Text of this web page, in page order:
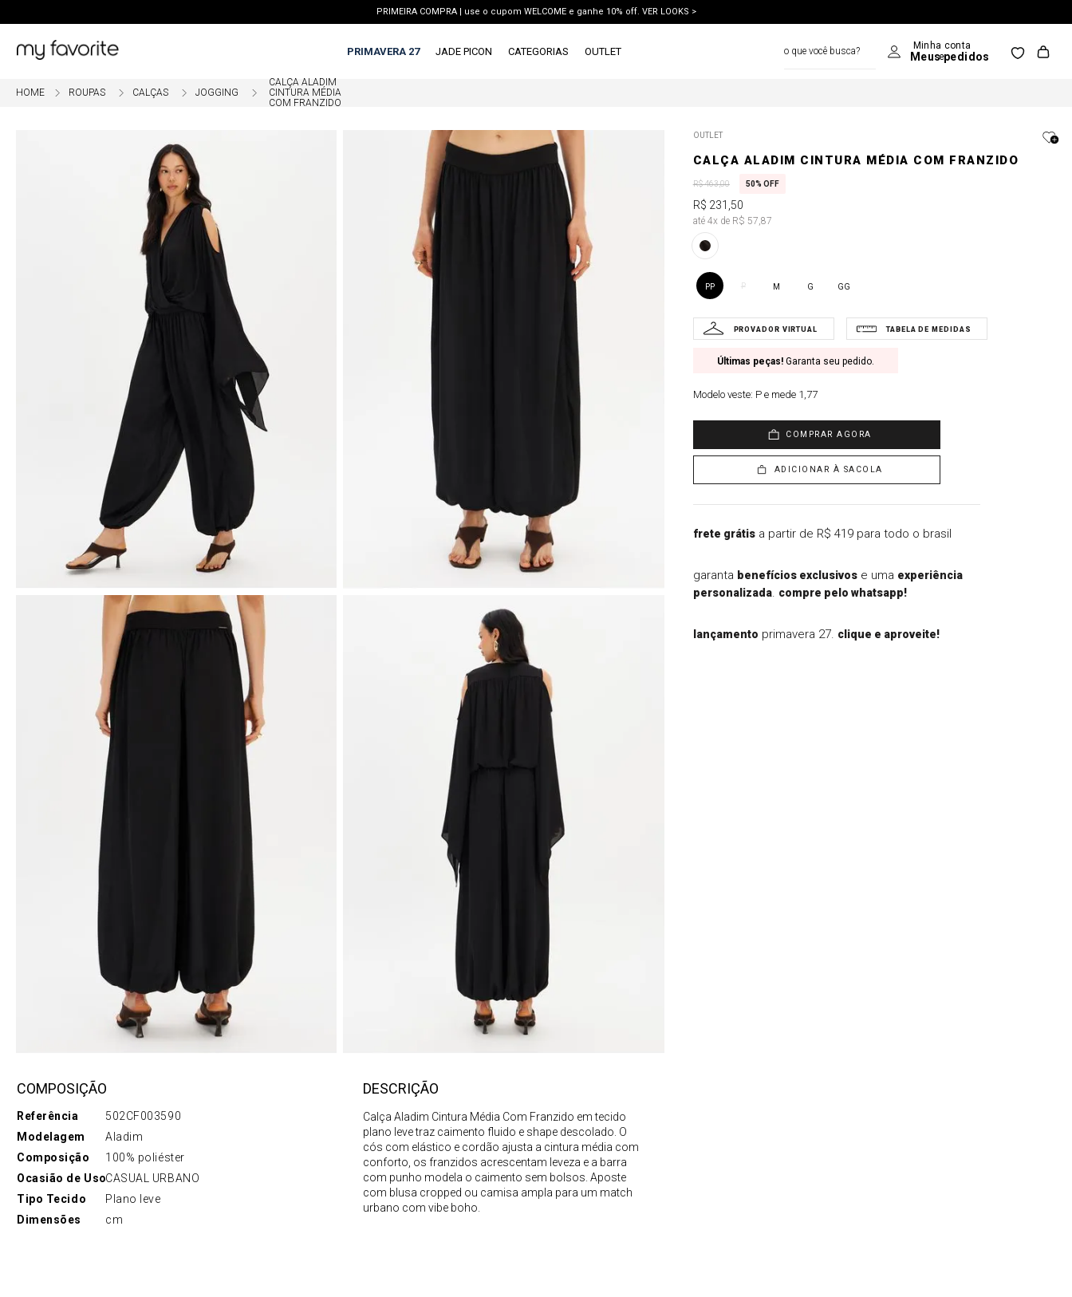
PRIMEIRA COMPRA | use o cupom WELCOME e ganhe 10% off. VER LOOKS >
PRIMAVERA 27 JADE PICON CATEGORIAS OUTLET
ROUPAS CALÇAS JOGGING
CALÇA ALADIM
CINTURA MÉDIA
COM FRANZIDO
COMPOSIÇÃO
Referência
502CF003590
Modelagem
Aladim
Composição
100% poliéster
Ocasião de UsoCASUAL URBANO
Tipo Tecido
Plano leve
Dimensões
cm
DESCRIÇÃO
Calça Aladim Cintura Média Com Franzido em tecido
plano leve traz caimento fluido e shape descolado. O
cós com elástico e cordão ajusta a cintura média com
conforto, os franzidos acrescentam leveza e a barra
com punho modela o caimento sem bolsos. Aposte
com blusa cropped ou camisa ampla para um match
urbano com vibe boho.
OUTLET
CALÇA ALADIM CINTURA MÉDIA COM FRANZIDO
R$463,00 50% OFF
R$ 231 50
até 4x de R$ 57,87
PP P M G GG
Últimas peças! Garanta seu pedido.
Modelo veste: P e mede 1,77
COMPRAR AGORA
ADICIONAR À SACOLA
frete grátisa partir de R$ 419 para todo o brasil
garanta benefícios exclusivose uma experiência
personalizada. compre pelo whatsapp!
lançamento primavera 27. clique e aproveite!
vestido
blusa
º
4
5º